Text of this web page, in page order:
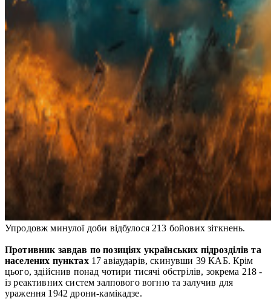
Упродовж минулої доби відбулося 213 бойових зіткнень.
Противник завдав по позиціях українських підрозділів та
населених пунктах 17 авіаударів, скинувши 39 КАБ. Крім
цього, здійснив понад чотири тисячі обстрілів, зокрема 218 -
із реактивних систем залпового вогню та залучив для
ураження 1942 дрони-камікадзе.